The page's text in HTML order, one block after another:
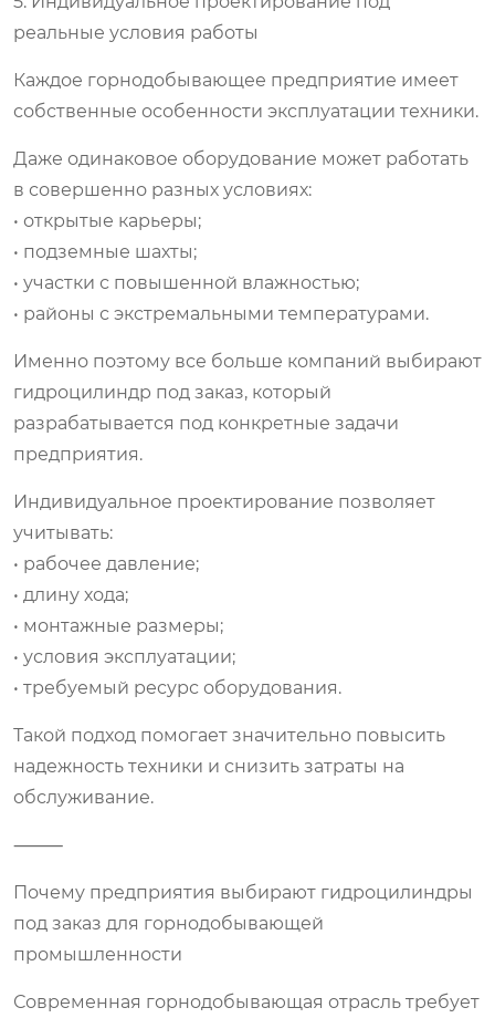
реальные условия работы
Каждое горнодобывающее предприятие имеет
собственные особенности эксплуатации техники.
Даже одинаковое оборудование может работать
в совершенно разных условиях:
• открытые карьеры;
• подземные шахты;
• участки с повышенной влажностью;
• районы с экстремальными температурами.
Именно поэтому все больше компаний выбирают
гидроцилиндр под заказ, который
разрабатывается под конкретные задачи
предприятия.
Индивидуальное проектирование позволяет
учитывать:
• рабочее давление;
• длину хода;
• монтажные размеры;
• условия эксплуатации;
• требуемый ресурс оборудования.
Такой подход помогает значительно повысить
надежность техники и снизить затраты на
обслуживание.
⸻
Почему предприятия выбирают гидроцилиндры
под заказ для горнодобывающей
промышленности
Современная горнодобывающая отрасль требует